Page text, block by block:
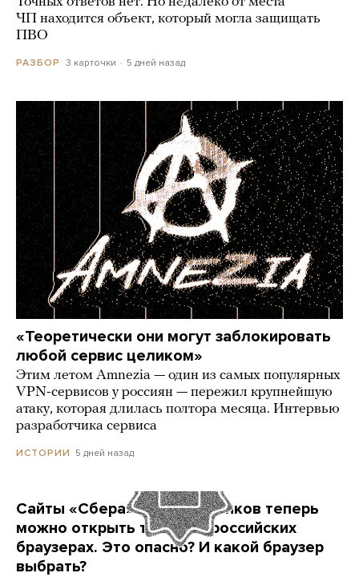
ЧП находится объект, который могла защищать
ПВО
РАЗБОР 3 карточки 5 дней назад
«Теоретически они могут заблокировать
любой сервис целиком»
Этим летом Amnezia — один из самых популярных
VPN-сервисов у россиян — пережил крупнейшую
атаку, которая длилась полтора месяца. Интервью
разработчика сервиса
ИСТОРИИ 5 дней назад
Сайты «Сбера» и других банков теперь
можно открыть только в российских
браузерах. Это опасно? И какой браузер
выбрать?